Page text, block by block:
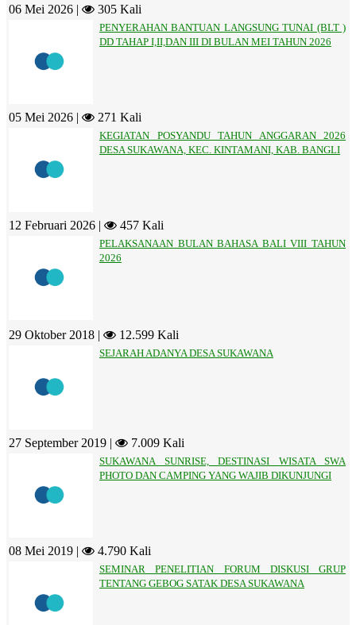
06 Mei 2026 | 305 Kali
PENYERAHAN BANTUAN LANGSUNG TUNAI (BLT )
DD TAHAP I,II,DAN III DI BULAN MEI TAHUN 2026
05 Mei 2026 | 271 Kali
KEGIATAN POSYANDU TAHUN ANGGARAN 2026
DESA SUKAWANA, KEC. KINTAMANI, KAB. BANGLI
12 Februari 2026 | 457 Kali
PELAKSANAAN BULAN BAHASA BALI VIII TAHUN
2026
29 Oktober 2018 | 12.599 Kali
SEJARAH ADANYA DESA SUKAWANA
27 September 2019 | 7.009 Kali
SUKAWANA SUNRISE, DESTINASI WISATA SWA
PHOTO DAN CAMPING YANG WAJIB DIKUNJUNGI
08 Mei 2019 | 4.790 Kali
SEMINAR PENELITIAN FORUM DISKUSI GRUP
TENTANG GEBOG SATAK DESA SUKAWANA